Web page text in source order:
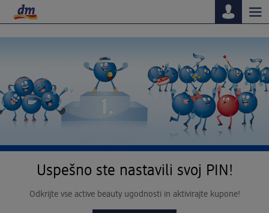
Uspešno ste nastavili svoj PIN!
Odkrijte vse active beauty ugodnosti in aktivirajte kupone!